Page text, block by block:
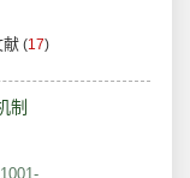
献 (17)
制